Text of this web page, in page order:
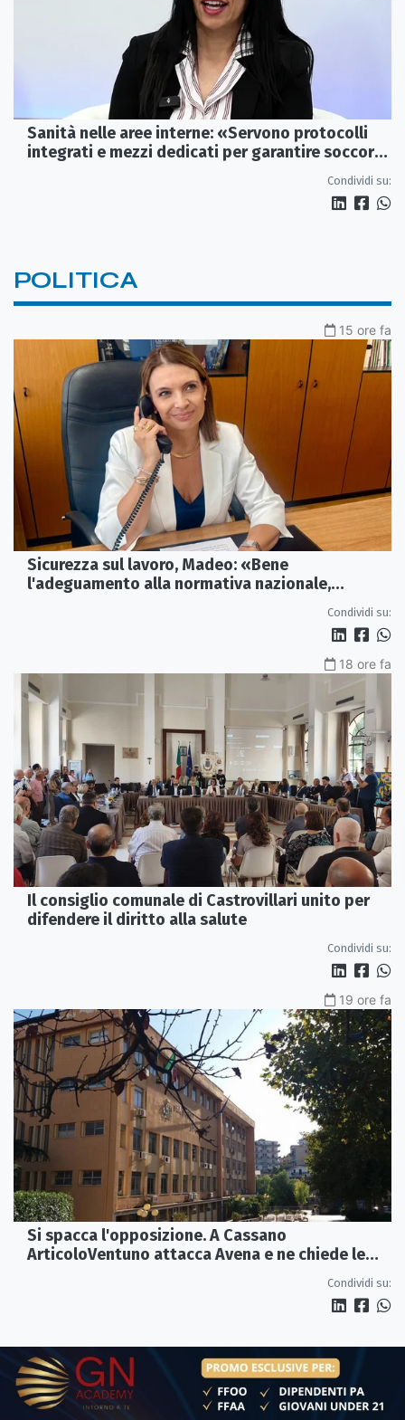
Sanità nelle aree interne: «Servono protocolli
integrati e mezzi dedicati per garantire soccorsi
Condividi su:
POLITICA
15 ore fa
Sicurezza sul lavoro, Madeo: «Bene
l'adeguamento alla normativa nazionale,
Condividi su:
18 ore fa
Il consiglio comunale di Castrovillari unito per
difendere il diritto alla salute
Condividi su:
19 ore fa
Si spacca l'opposizione. A Cassano
ArticoloVentuno attacca Avena e ne chiede le
Condividi su: